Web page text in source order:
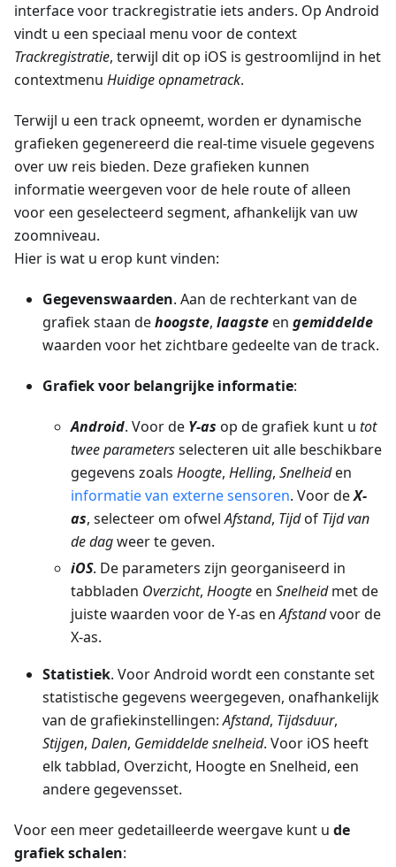
interface voor trackregistratie iets anders. Op Android
vindt u een speciaal menu voor de context
Trackregistratie, terwijl dit op iOS is gestroomlijnd in het
contextmenu Huidige opnametrack.
Terwijl u een track opneemt, worden er dynamische
grafieken gegenereerd die real-time visuele gegevens
over uw reis bieden. Deze grafieken kunnen
informatie weergeven voor de hele route of alleen
voor een geselecteerd segment, afhankelijk van uw
zoomniveau.
Hier is wat u erop kunt vinden:
Gegevenswaarden. Aan de rechterkant van de
grafiek staan dehoogste, laagsteen gemiddelde
waarden voor het zichtbare gedeelte van de track.
Grafiek voor belangrijke informatie:
Android. Voor de Y-as op de grafiek kunt u tot
twee parametersselecteren uit alle beschikbare
gegevens zoals Hoogte, Helling, Snelheiden
informatie van externe sensoren. Voor deX-
as, selecteer om ofwelAfstand, Tijdof Tijd van
de dagweer te geven.
iOS. De parameters zijn georganiseerd in
tabbladen Overzicht, Hoogteen Snelheidmet de
juiste waarden voor de Y-as enAfstandvoor de
X-as.
Statistiek. Voor Android wordt een constante set
statistische gegevens weergegeven, onafhankelijk
van de grafiekinstellingen:Afstand, Tijdsduur,
Stijgen, Dalen, Gemiddelde snelheid. Voor iOS heeft
elk tabblad, Overzicht, Hoogte en Snelheid, een
andere gegevensset.
Voor een meer gedetailleerde weergave kunt u de
grafiek schalen: